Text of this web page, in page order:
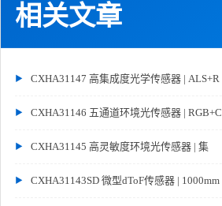
相关文章
CXHA31147 高集成度光学传感器 | ALS+R
CXHA31146 五通道环境光传感器 | RGB+C
CXHA31145 高灵敏度环境光传感器 | 集
CXHA31143SD 微型dToF传感器 | 1000mm